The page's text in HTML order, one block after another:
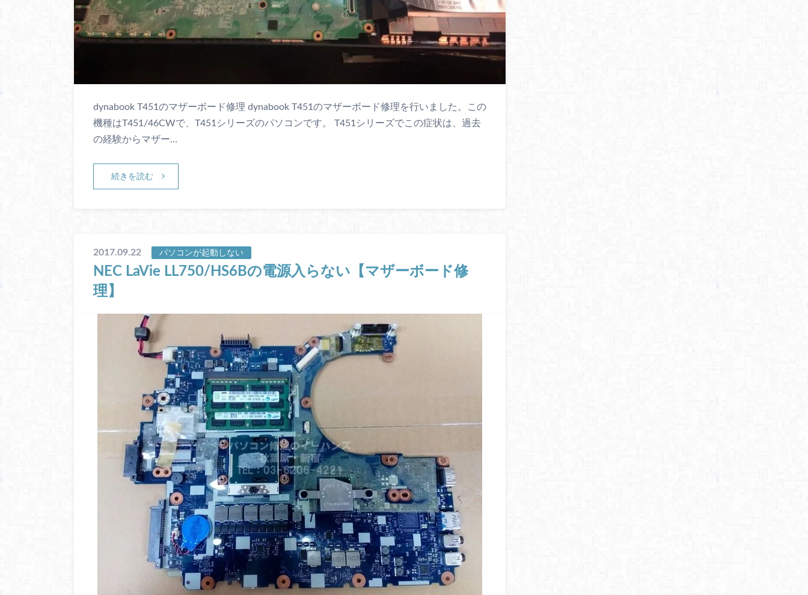
dynabook T451のマザーボード修理 dynabook T451のマザーボード修理を行いました。この
機種はT451/46CWで、T451シリーズのパソコンです。 T451シリーズでこの症状は、過去
の経験からマザー…
続きを読む
2017.09.22 パソコンが起動しない
NEC LaVie LL750/HS6Bの電源入らない【マザーボード修
理】